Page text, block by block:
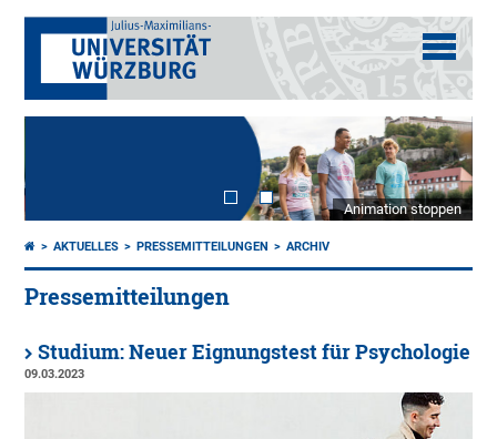
Animation stoppen
AKTUELLES PRESSEMITTEILUNGEN ARCHIV
Pressemitteilungen
Studium: Neuer Eignungstest für Psychologie
09.03.2023